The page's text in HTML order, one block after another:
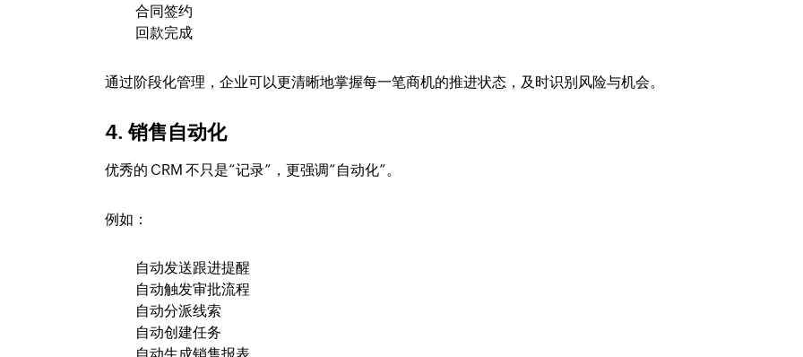
合同签约
回款完成
通过阶段化管理，企业可以更清晰地掌握每一笔商机的推进状态，及时识别风险与机会。
4. 销售自动化
优秀的 CRM 不只是“记录”，更强调“自动化”。
例如：
自动发送跟进提醒
自动触发审批流程
自动分派线索
自动创建任务